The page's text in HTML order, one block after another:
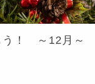
う！ ～12月～